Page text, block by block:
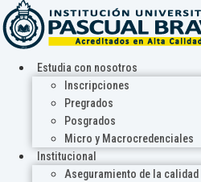
Estudia con nosotros
Inscripciones
Pregrados
Posgrados
Micro y Macrocredenciales
Institucional
Aseguramiento de la calidad